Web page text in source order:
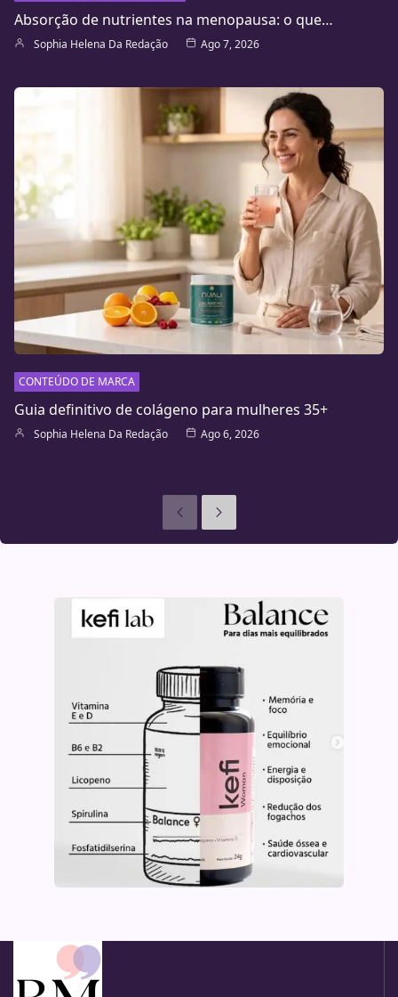
Absorção de nutrientes na menopausa: o que…
Sophia Helena Da Redação Ago 7, 2026
CONTEÚDO DE MARCA
Guia definitivo de colágeno para mulheres 35+
Sophia Helena Da Redação Ago 6, 2026
AnterioresSeguinte